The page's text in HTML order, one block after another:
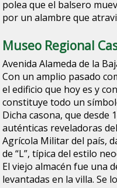
polea que el balsero
por un alambre que
Museo Regional
Avenida Alameda de la
Con un amplio pasado
el edificio que hoy es y
constituye todo un
Dicha casona, que desde
auténticas reveladoras
Agrícola Militar del país,
de “L”, típica del estilo
El viejo almacén fue una
levantadas en la villa. Se